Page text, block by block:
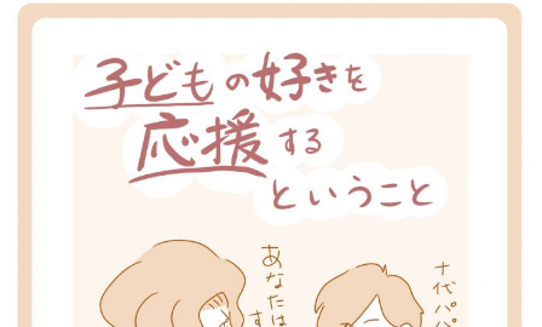
知育
マネー
健康